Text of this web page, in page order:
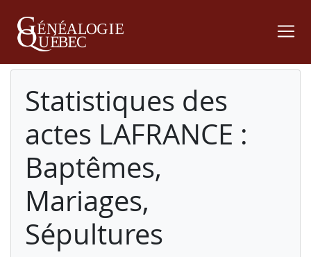
Statistiques des
actes LAFRANCE :
Baptêmes,
Mariages,
Sépultures